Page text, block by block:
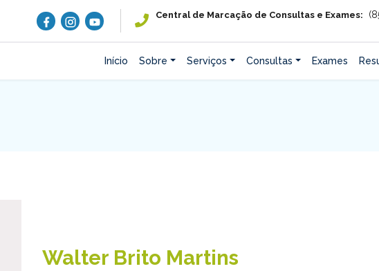
Central de Marcação de Consultas e Exames:
Início Sobre Serviços Consultas Exames
Walter Brito Martins